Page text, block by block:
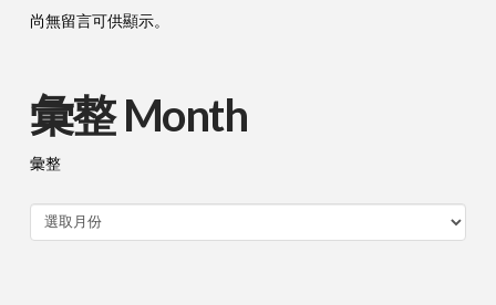
尚無留言可供顯示。
彙整 Month
彙整